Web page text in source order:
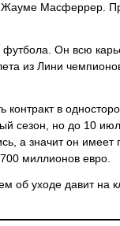
Масферрер.
футбола. Он всю
из Лини
контракт в
сезон, но до 10
а значит он имеет
миллионов евро.
уходе давит на